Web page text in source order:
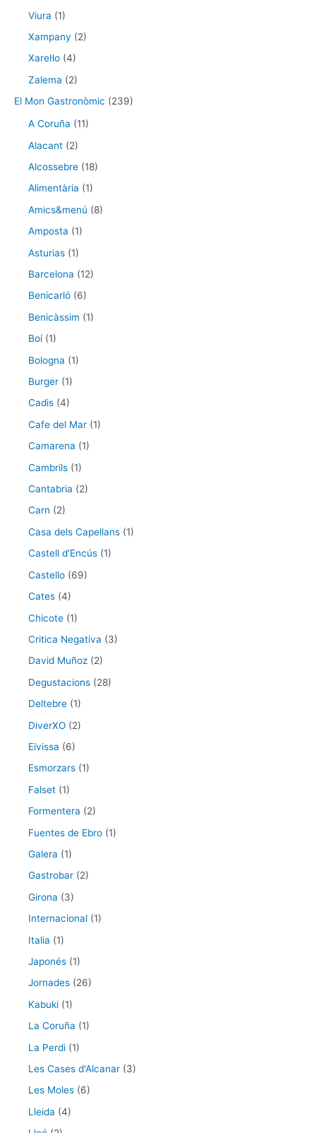
Viura (1)
Xampany (2)
Xarel·lo (4)
Zalema (2)
El Mon Gastronòmic (239)
A Coruña (11)
Alacant (2)
Alcossebre (18)
Alimentària (1)
Amics&menú (8)
Amposta (1)
Asturias (1)
Barcelona (12)
Benicarló (6)
Benicàssim (1)
Boí(1)
Bologna (1)
Burger (1)
Cadis (4)
Cafe del Mar (1)
Camarena (1)
Cambrils (1)
Cantabria (2)
Carn (2)
Casa dels Capellans (1)
Castell d'Encús (1)
Castello (69)
Cates (4)
Chicote (1)
Critica Negativa (3)
David Muñoz (2)
Degustacions (28)
Deltebre (1)
DiverXO (2)
Eivissa (6)
Esmorzars (1)
Falset (1)
Formentera (2)
Fuentes de Ebro (1)
Galera (1)
Gastrobar (2)
Girona (3)
Internacional (1)
Italia (1)
Japonés (1)
Jornades (26)
Kabuki (1)
La Coruña (1)
La Perdi (1)
Les Cases d'Alcanar (3)
Les Moles (6)
Lleida (4)